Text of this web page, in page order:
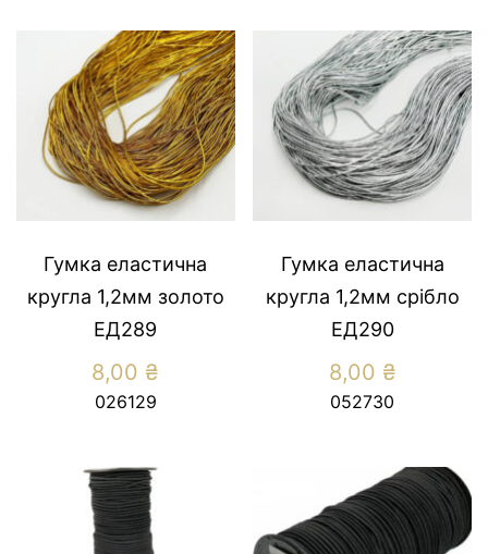
Гумка еластична
кругла 1,2мм золото
ЕД289
8,00 ₴
026129
Гумка еластична
кругла 1,2мм срiбло
ЕД290
8,00 ₴
052730